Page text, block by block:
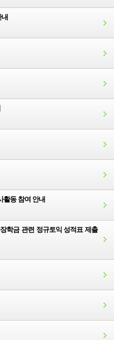
활동 참여 안내
학금 관련 정규토익 성적표 제출